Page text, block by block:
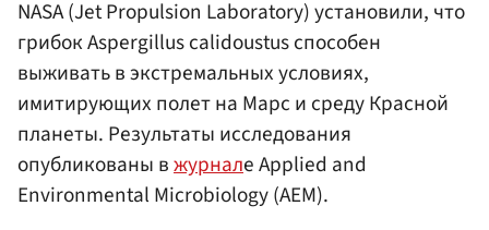
NASA (Jet Propulsion Laboratory) установили, что
грибок Aspergillus calidoustus способен
выживать в экстремальных условиях,
имитирующих полет на Марс и среду Красной
планеты. Результаты исследования
опубликованы вжурнале Applied and
Environmental Microbiology (AEM).